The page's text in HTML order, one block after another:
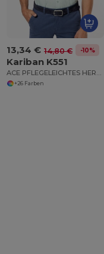
13,34 € 14,80 € -10%
Kariban K551
ACE PFLEGELEICHTES HERREN KURZARM 65/35 HEMD
+26 Farben